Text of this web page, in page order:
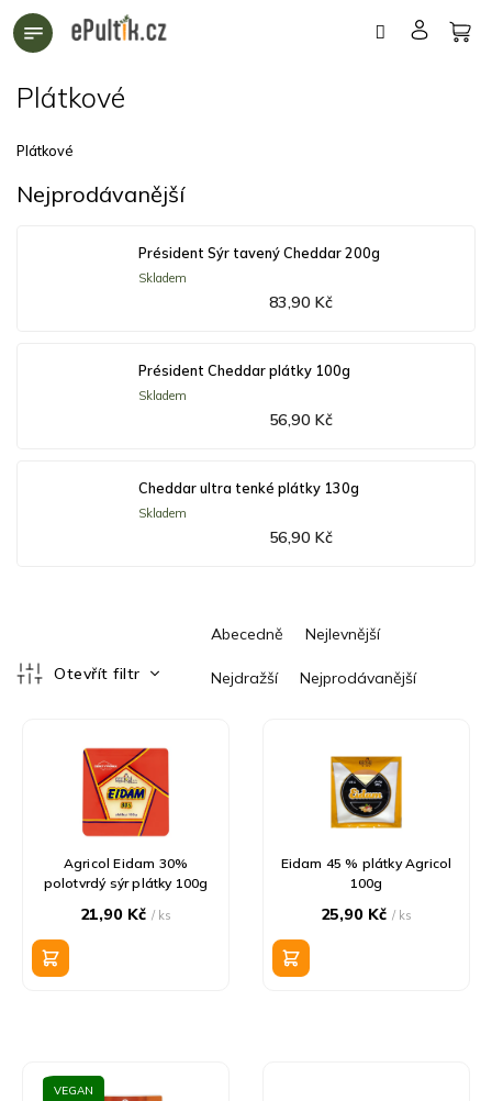
Přejít
na
Plátkové
Plátkové
Nejprodávanější
Président Sýr tavený Cheddar 200g
Skladem
83,90 Kč
Président Cheddar plátky 100g
Skladem
56,90 Kč
Cheddar ultra tenké plátky 130g
Skladem
56,90 Kč
a
z
k
Abecedně Nejlevnější
Nejdražší Nejprodávanější
Otevřít filtr
Agricol Eidam 30%
polotvrdý sýr plátky 100g
21,90 Kč/ ks
Eidam 45 % plátky Agricol
100g
25,90 Kč/ ks
VEGAN